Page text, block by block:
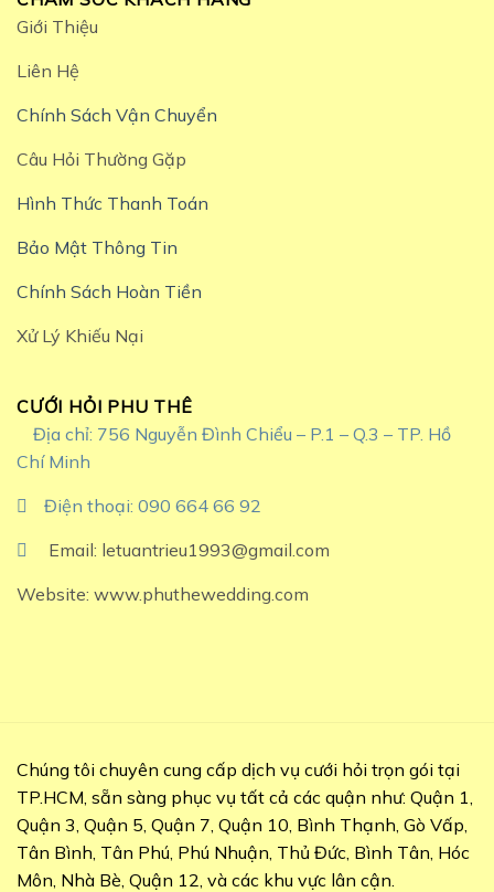
Giới Thiệu
Liên Hệ
Chính Sách Vận Chuyển
Câu Hỏi Thường Gặp
Hình Thức Thanh Toán
Bảo Mật Thông Tin
Chính Sách Hoàn Tiền
Xử Lý Khiếu Nại
CƯỚI HỎI PHU THÊ
Địa chỉ: 756 Nguyễn Đình Chiểu – P.1 – Q.3 – TP. Hồ
Chí Minh
Điện thoại: 090 664 66 92
Email: letuantrieu1993@gmail.com
Website: www.phuthewedding.com
Chúng tôi chuyên cung cấp dịch vụ cưới hỏi trọn gói tại
TP.HCM, sẵn sàng phục vụ tất cả các quận như: Quận 1,
Quận 3, Quận 5, Quận 7, Quận 10, Bình Thạnh, Gò Vấp,
Tân Bình, Tân Phú, Phú Nhuận, Thủ Đức, Bình Tân, Hóc
Môn, Nhà Bè, Quận 12, và các khu vực lân cận.